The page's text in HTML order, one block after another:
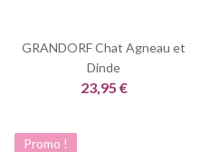
GRANDORF Chat Agneau et
Dinde
23,95 €
Promo !